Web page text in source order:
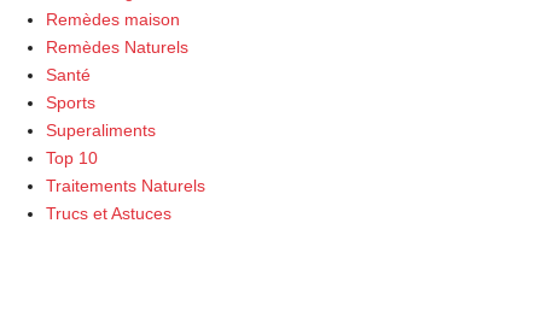
Remèdes maison
Remèdes Naturels
Santé
Sports
Superaliments
Top 10
Traitements Naturels
Trucs et Astuces